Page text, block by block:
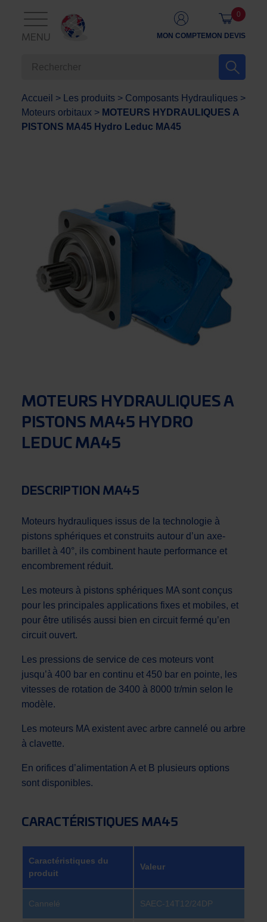
MENU MON COMPTEMON DEVIS
0
Accueil > Les produits > Composants Hydrauliques >
Moteurs orbitaux > MOTEURS HYDRAULIQUES A
PISTONS MA45 Hydro Leduc MA45
MOTEURS HYDRAULIQUES A
PISTONS MA45 HYDRO
LEDUC MA45
DESCRIPTION MA45
Moteurs hydrauliques issus de la technologie à
pistons sphériques et construits autour d’un axe-
barillet à 40°, ils combinent haute performance et
encombrement réduit.
Les moteurs à pistons sphériques MA sont conçus
pour les principales applications fixes et mobiles, et
pour être utilisés aussi bien en circuit fermé qu’en
circuit ouvert.
Les pressions de service de ces moteurs vont
jusqu’à 400 bar en continu et 450 bar en pointe, les
vitesses de rotation de 3400 à 8000 tr/min selon le
modèle.
Les moteurs MA existent avec arbre cannelé ou arbre
à clavette.
En orifices d’alimentation A et B plusieurs options
sont disponibles.
CARACTÉRISTIQUES MA45
Caractéristiques du
produit
Valeur
Cannelé SAEC-14T12/24DP